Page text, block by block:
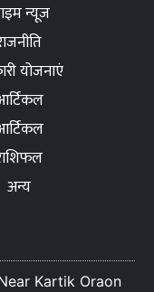
न्यूज
योजनाएं
अन्य
Kartik Oraon